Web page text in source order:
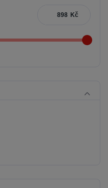
Kč